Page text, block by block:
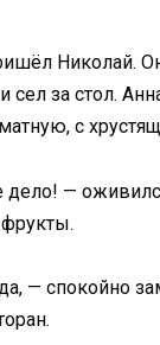
Николай.
сел за стол.
с
дело! —
фрукты.
— спокойно